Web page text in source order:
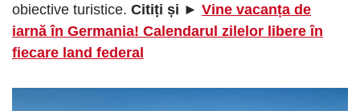
obiective turistice. Citiți și ► Vine vacanța de
iarnă în Germania! Calendarul zilelor libere în
fiecare land federal